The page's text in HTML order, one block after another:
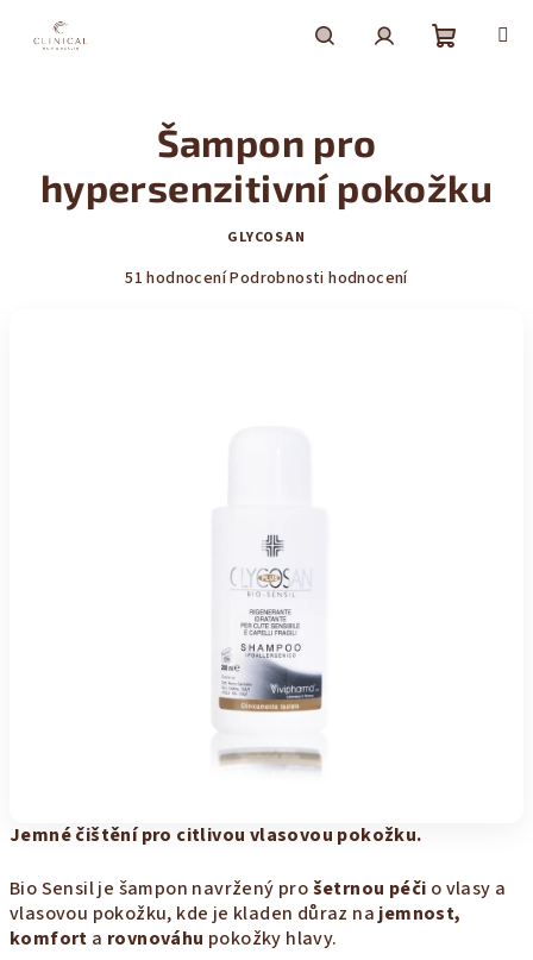
Jemné čištění pro citlivou vlasovou pokožku.
Bio Sensil je šampon navržený prošetrnou péči o vlasy a
vlasovou pokožku, kde je kladen důraz na jemnost,
komfort a rovnováhu pokožky hlavy.
Šampon pro
hypersenzitivní pokožku
GLYCOSAN
Průměrné
51 hodnoceníPodrobnosti hodnocení